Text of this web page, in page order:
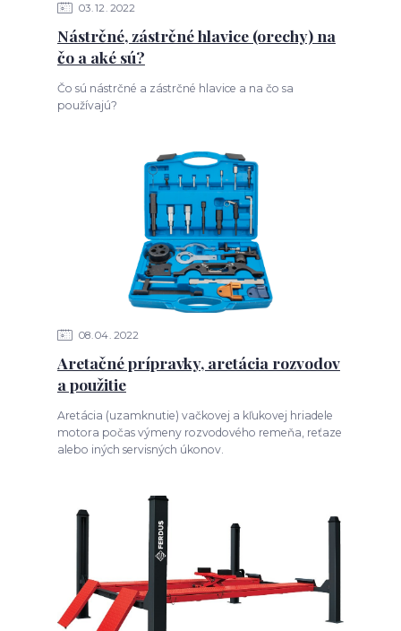
03 12 2022
Nástrčné, zástrčné hlavice (orechy) na
čo a aké sú?
Čo sú nástrčné a zástrčné hlavice a na čo sa
používajú?
08 04 2022
Aretačné prípravky, aretácia rozvodov
a použitie
Aretácia (uzamknutie) vačkovej a kľukovej hriadele
motora počas výmeny rozvodového remeňa, reťaze
alebo iných servisných úkonov.